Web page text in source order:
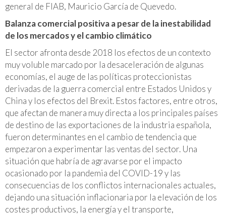
general de FIAB, Mauricio García de Quevedo.
Balanza comercial positiva a pesar de la inestabilidad
de los mercados y el cambio climático
El sector afronta desde 2018 los efectos de un contexto
muy voluble marcado por la desaceleración de algunas
economías, el auge de las políticas proteccionistas
derivadas de la guerra comercial entre Estados Unidos y
China y los efectos del Brexit. Estos factores, entre otros,
que afectan de manera muy directa a los principales países
de destino de las exportaciones de la industria española,
fueron determinantes en el cambio de tendencia que
empezaron a experimentar las ventas del sector. Una
situación que habría de agravarse por el impacto
ocasionado por la pandemia del COVID-19 y las
consecuencias de los conflictos internacionales actuales,
dejando una situación inflacionaria por la elevación de los
costes productivos, la energía y el transporte,